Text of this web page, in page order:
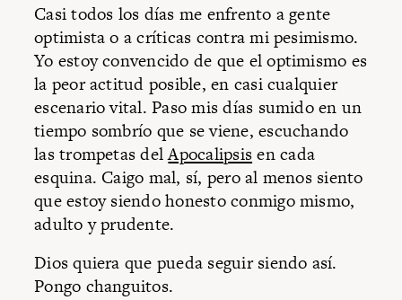
Casi todos los días me enfrento a gente
optimista o a críticas contra mi pesimismo.
Yo estoy convencido de que el optimismo es
la peor actitud posible, en casi cualquier
escenario vital. Paso mis días sumido en un
tiempo sombrío que se viene, escuchando
las trompetas delApocalipsisen cada
esquina. Caigo mal, sí, pero al menos siento
que estoy siendo honesto conmigo mismo,
adulto y prudente.
Dios quiera que pueda seguir siendo así.
Pongo changuitos.